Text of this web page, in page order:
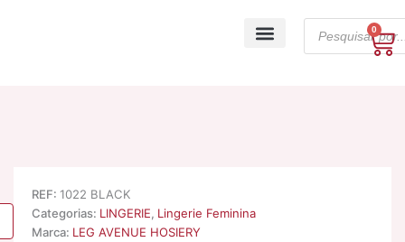
search
0
REF: 1022 BLACK
Categorias: LINGERIE, Lingerie Feminina
Marca: LEG AVENUE HOSIERY